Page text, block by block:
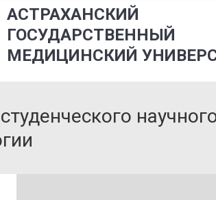
АСТРАХАНСКИЙ
ГОСУДАРСТВЕННЫЙ
МЕДИЦИНСКИЙ